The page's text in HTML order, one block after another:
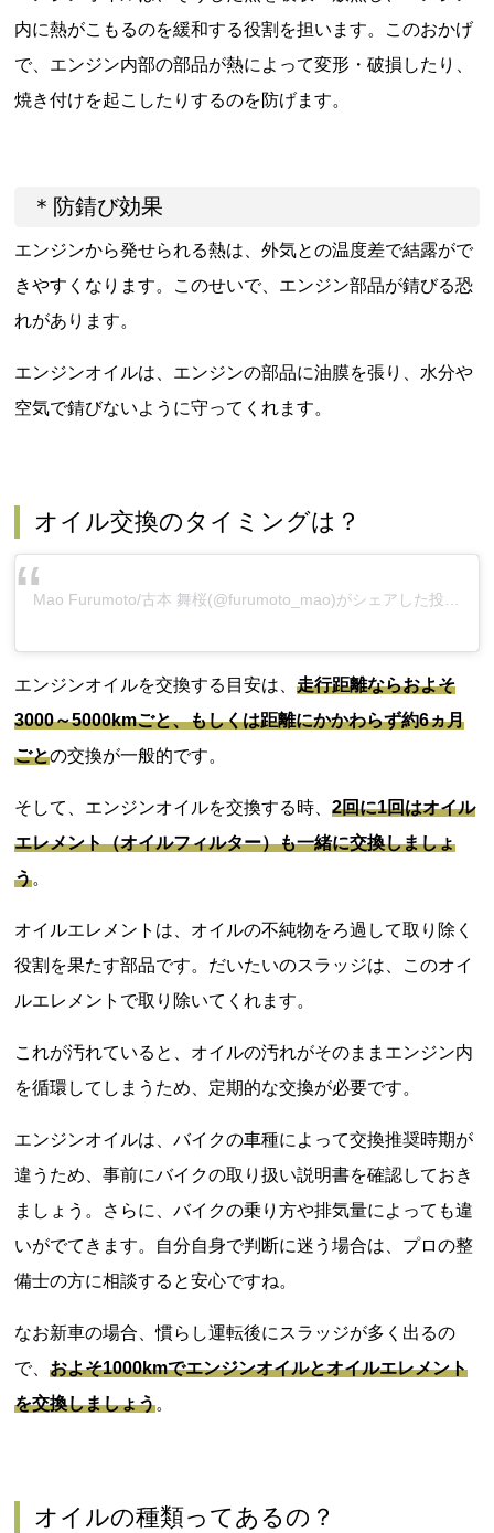
内に熱がこもるのを緩和する役割を担います。このおかげ
で、エンジン内部の部品が熱によって変形・破損したり、
焼き付けを起こしたりするのを防げます。
＊防錆び効果
エンジンから発せられる熱は、外気との温度差で結露がで
きやすくなります。このせいで、エンジン部品が錆びる恐
れがあります。
エンジンオイルは、エンジンの部品に油膜を張り、水分や
空気で錆びないように守ってくれます。
オイル交換のタイミングは？
Mao Furumoto/古本 舞桜(@furumoto_mao)がシェアした投稿 -
エンジンオイルを交換する目安は、走行距離ならおよそ
3000～5000kmごと、もしくは距離にかかわらず約6ヵ月
ごとの交換が一般的です。
そして、エンジンオイルを交換する時、2回に1回はオイル
エレメント（オイルフィルター）も一緒に交換しましょ
う。
オイルエレメントは、オイルの不純物をろ過して取り除く
役割を果たす部品です。だいたいのスラッジは、このオイ
ルエレメントで取り除いてくれます。
これが汚れていると、オイルの汚れがそのままエンジン内
を循環してしまうため、定期的な交換が必要です。
エンジンオイルは、バイクの車種によって交換推奨時期が
違うため、事前にバイクの取り扱い説明書を確認しておき
ましょう。さらに、バイクの乗り方や排気量によっても違
いがでてきます。自分自身で判断に迷う場合は、プロの整
備士の方に相談すると安心ですね。
なお新車の場合、慣らし運転後にスラッジが多く出るの
で、およそ1000kmでエンジンオイルとオイルエレメント
を交換しましょう。
オイルの種類ってあるの？